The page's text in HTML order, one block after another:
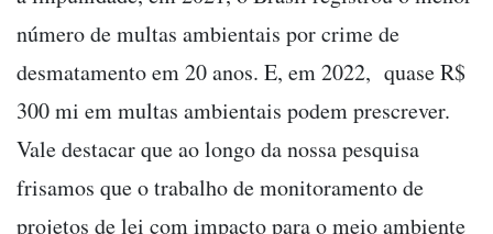
número de multas ambientais por crime de
desmatamento em 20 anos. E, em 2022, quase R$
300 mi em multas ambientais podem prescrever.
Vale destacar que ao longo da nossa pesquisa
frisamos que o trabalho de monitoramento de
projetos de lei com impacto para o meio ambiente